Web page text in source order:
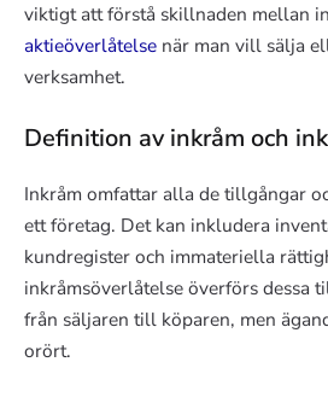
viktigt att förstå skillnaden mellan
aktieöverlåtelse när man vill sälja
verksamhet.
Definition av inkråm och
Inkråm omfattar alla de tillgångar
ett företag. Det kan inkludera
kundregister och immateriella
inkråmsöverlåtelse överförs dessa
från säljaren till köparen, men
orört.